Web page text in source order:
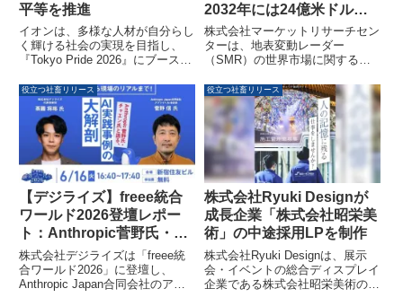
平等を推進
イオンは、多様な人材が自分らし
く輝ける社会の実現を目指し、
『Tokyo Pride 2026』にブースを
り組み紹介や参加型コンテンツを
通じて、誰もが安心して生きられ
る未来への行動を広げていく方針
です。
2032年には24億米ドル規
模へ成長の見込み
株式会社マーケットリサーチセン
ターは、地表変動レーダー
（SMR）の世界市場に関する詳
た。このレポートによると、
SMR市場は2025年の18億2,000万
米ドルから2032年には24億3,900
万米ドルに達し、年平均成長率
（CAGR）4.4%で成長すると予
測されています。空港での航空機
監視からインフラ健全性、災害対
策まで多岐にわたるSMRの活用
と、その将来展望が明らかにされ
ています。
役立つ社畜リリース
【デジライズ】freee統合
ワールド2026登壇レポー
ト：Anthropic菅野氏・チ
ャエン氏が語る「AIの未来
と現場のリアル」
株式会社デジライズは「freee統
合ワールド2026」に登壇し、
Anthropic Japan合同会社のアプ
役立つ社畜リリース
株式会社Ryuki Designが
成長企業「株式会社昭栄美
術」の中途採用LPを制作
株式会社Ryuki Designは、展示
会・イベントの総合ディスプレイ
企業である株式会社昭栄美術の中